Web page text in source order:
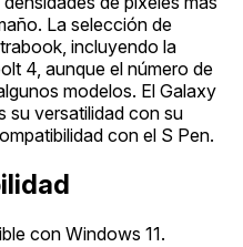
La selección de
incluyendo la
4, aunque el número de
modelos. El Galaxy
su versatilidad con su
con el S Pen.
con Windows 11.